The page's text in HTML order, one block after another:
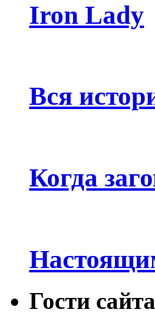
Iron Lady
Вся
Когда
Гости